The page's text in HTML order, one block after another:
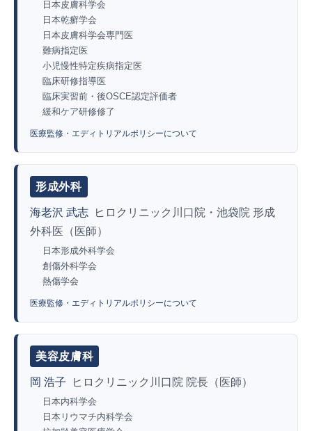
日本皮膚科学会
日本乾癬学会
日本皮膚科学会専門医
難病指定医
小児慢性特定疾病指定医
臨床研修指導医
臨床実習前・後OSCE認定評価者
緩和ケア研修修了
医療監修・エディトリアルポリシーについて
形成外科
海老沢 武志
ヒロクリニック川口院・池袋院 形成
外科医（医師）
日本形成外科学会
創傷外科学会
熱傷学会
医療監修・エディトリアルポリシーについて
美容皮膚科
岡 浩子 ヒロクリニック川口院 院長（医師）
日本内科学会
日本リウマチ内科学会